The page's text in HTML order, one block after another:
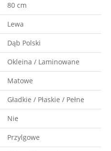
80 cm
Lewa
Dąb Polski
Okleina / Laminowane
Matowe
Gładkie / Płaskie / Pełne
Nie
Przylgowe